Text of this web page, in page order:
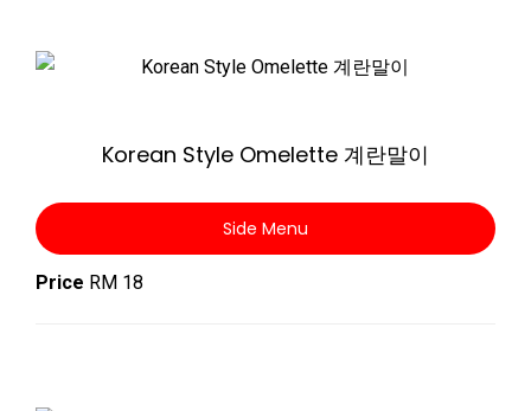
Korean Style Omelette 계란말이
Side Menu
Price RM 18